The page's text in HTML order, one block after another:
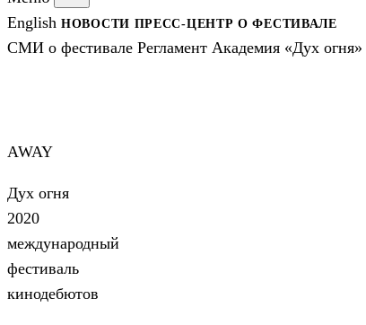
English НОВОСТИ ПРЕСС-ЦЕНТРО ФЕСТИВАЛЕ
СМИ о фестивале Регламент Академия «Дух огня»
AWAY
Дух огня
2020
международный
фестиваль
кинодебютов